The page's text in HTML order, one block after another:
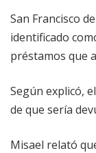
San Francisco
identificado
préstamos que
Según explicó,
de que sería
Misael relató